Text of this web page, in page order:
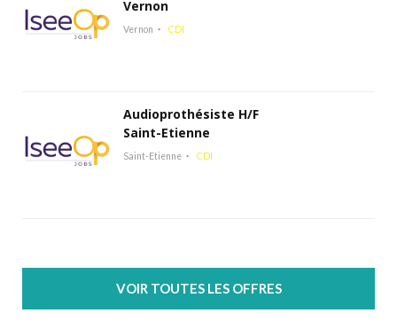
Vernon
Vernon CDI
Audioprothésiste H/F
Saint-Etienne
Saint-Etienne CDI
VOIR TOUTES LES OFFRES